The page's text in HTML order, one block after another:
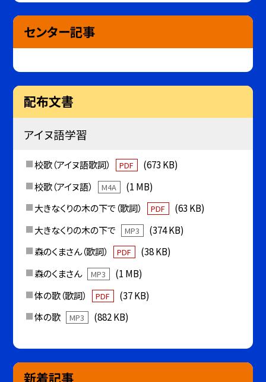
センター記事
配布文書
アイヌ語学習
校歌（アイヌ語歌詞） PDF
(673 KB)
校歌（アイヌ語）
M4A
(1 MB)
大きなくりの木の下で（歌詞）
PDF
(63 KB)
大きなくりの木の下で
MP3
(374 KB)
森のくまさん（歌詞）
PDF
(38 KB)
森のくまさん
MP3
(1 MB)
体の歌（歌詞）
PDF
(37 KB)
体の歌
MP3 (882 KB)
新着記事